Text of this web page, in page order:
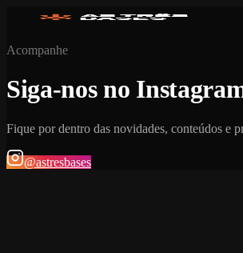
Acompanhe
Siga-nos no
Fique por dentro das novidades, conteúdos e
@astresbases